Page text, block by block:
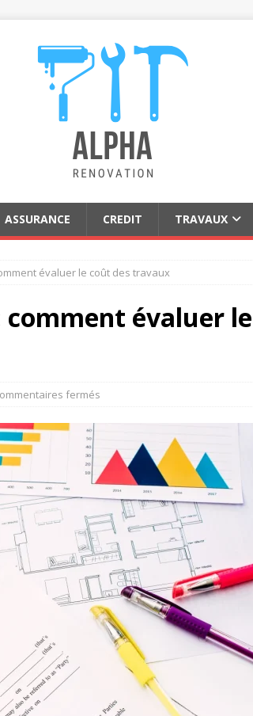
ASSURANCE CREDIT TRAVAUX
évaluer le coût des travaux
évaluer le
fermés